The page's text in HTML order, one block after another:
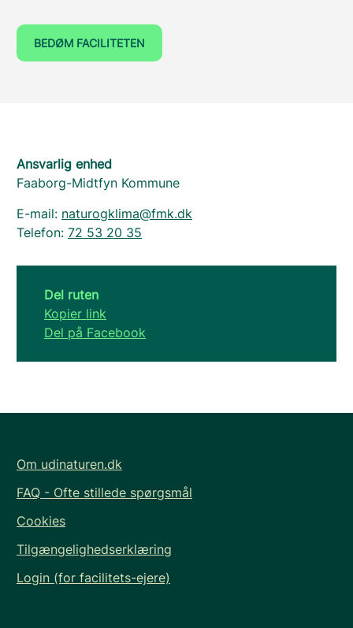
BEDØM FACILITETEN
Ansvarlig enhed
Faaborg-Midtfyn Kommune
E-mail: naturogklima@fmk.dk
Telefon: 72 53 20 35
Del ruten
Kopier link
Del på Facebook
Om udinaturen.dk
FAQ - Ofte stillede spørgsmål
Cookies
Tilgængelighedserklæring
Login (for facilitets-ejere)